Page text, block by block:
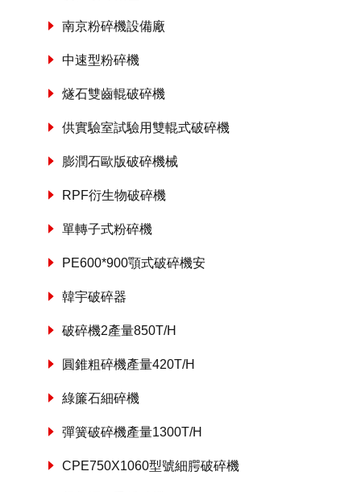
南京粉碎機設備廠
中速型粉碎機
燧石雙齒輥破碎機
供實驗室試驗用雙輥式破碎機
膨潤石歐版破碎機械
RPF衍生物破碎機
單轉子式粉碎機
PE600*900顎式破碎機安
韓宇破碎器
破碎機2產量850T/H
圓錐粗碎機產量420T/H
綠簾石細碎機
彈簧破碎機產量1300T/H
CPE750X1060型號細腭破碎機